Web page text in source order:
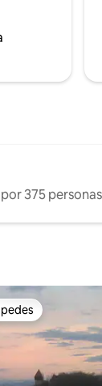
El apartamento
y está amueblado
y se
375